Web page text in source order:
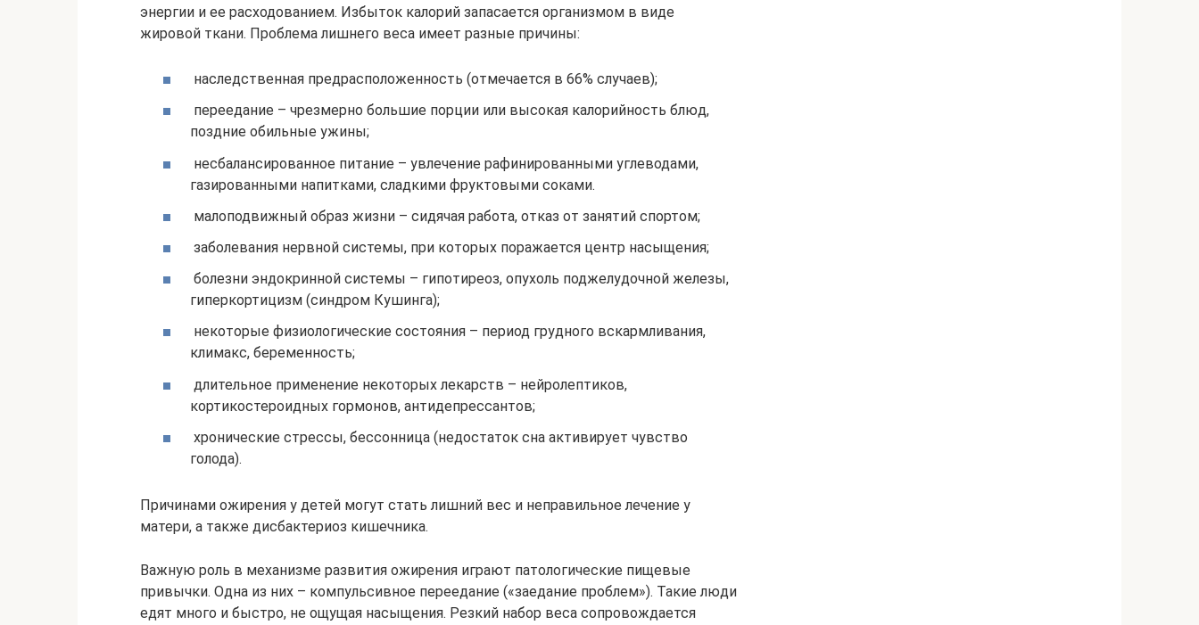
энергии и ее расходованием. Избыток калорий запасается организмом в виде
жировой ткани. Проблема лишнего веса имеет разные причины:
наследственная предрасположенность (отмечается в 66% случаев);
переедание – чрезмерно большие порции или высокая калорийность блюд,
поздние обильные ужины;
несбалансированное питание – увлечение рафинированными углеводами,
газированными напитками, сладкими фруктовыми соками.
малоподвижный образ жизни – сидячая работа, отказ от занятий спортом;
заболевания нервной системы, при которых поражается центр насыщения;
болезни эндокринной системы – гипотиреоз, опухоль поджелудочной железы,
гиперкортицизм (синдром Кушинга);
некоторые физиологические состояния – период грудного вскармливания,
климакс, беременность;
длительное применение некоторых лекарств – нейролептиков,
кортикостероидных гормонов, антидепрессантов;
хронические стрессы, бессонница (недостаток сна активирует чувство
голода).
Причинами ожирения у детей могут стать лишний вес и неправильное лечение у
матери, а также дисбактериоз кишечника.
Важную роль в механизме развития ожирения играют патологические пищевые
привычки. Одна из них – компульсивное переедание («заедание проблем»). Такие люди
едят много и быстро, не ощущая насыщения. Резкий набор веса сопровождается